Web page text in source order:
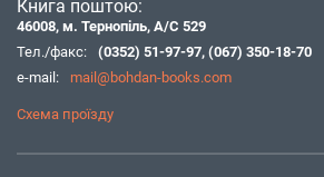
Книга поштою:
46008, м. Тернопіль, А/С 529
Тел./факс:
(0352) 51-97-97, (067) 350-18-70
e-mail:
mail@bohdan-books.com
Схема проїзду